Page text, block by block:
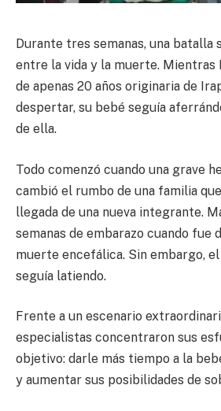
Durante tres semanas, una batalla
entre la vida y la muerte. Mientras
de apenas 20 años originaria de
despertar, su bebé seguía
de ella.
Todo comenzó cuando una grave
cambió el rumbo de una familia
llegada de una nueva integrante.
semanas de embarazo cuando fue
muerte encefálica. Sin embargo,
seguía latiendo.
Frente a un escenario
especialistas concentraron sus
objetivo: darle más tiempo a la
y aumentar sus posibilidades de